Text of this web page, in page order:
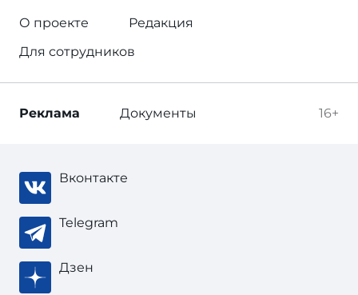
О проекте
Редакция
Для сотрудников
16+
Реклама Документы
Вконтакте
Telegram
Дзен